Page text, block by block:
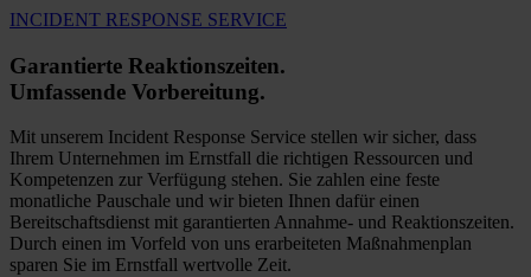
INCIDENT RESPONSE SERVICE
Garantierte Reaktionszeiten.
Umfassende Vorbereitung.
Mit unserem Incident Response Service stellen wir sicher, dass
Ihrem Unternehmen im Ernstfall die richtigen Ressourcen und
Kompetenzen zur Verfügung stehen. Sie zahlen eine feste
monatliche Pauschale und wir bieten Ihnen dafür einen
Bereitschaftsdienst mit garantierten Annahme- und Reaktionszeiten.
Durch einen im Vorfeld von uns erarbeiteten Maßnahmenplan
sparen Sie im Ernstfall wertvolle Zeit.